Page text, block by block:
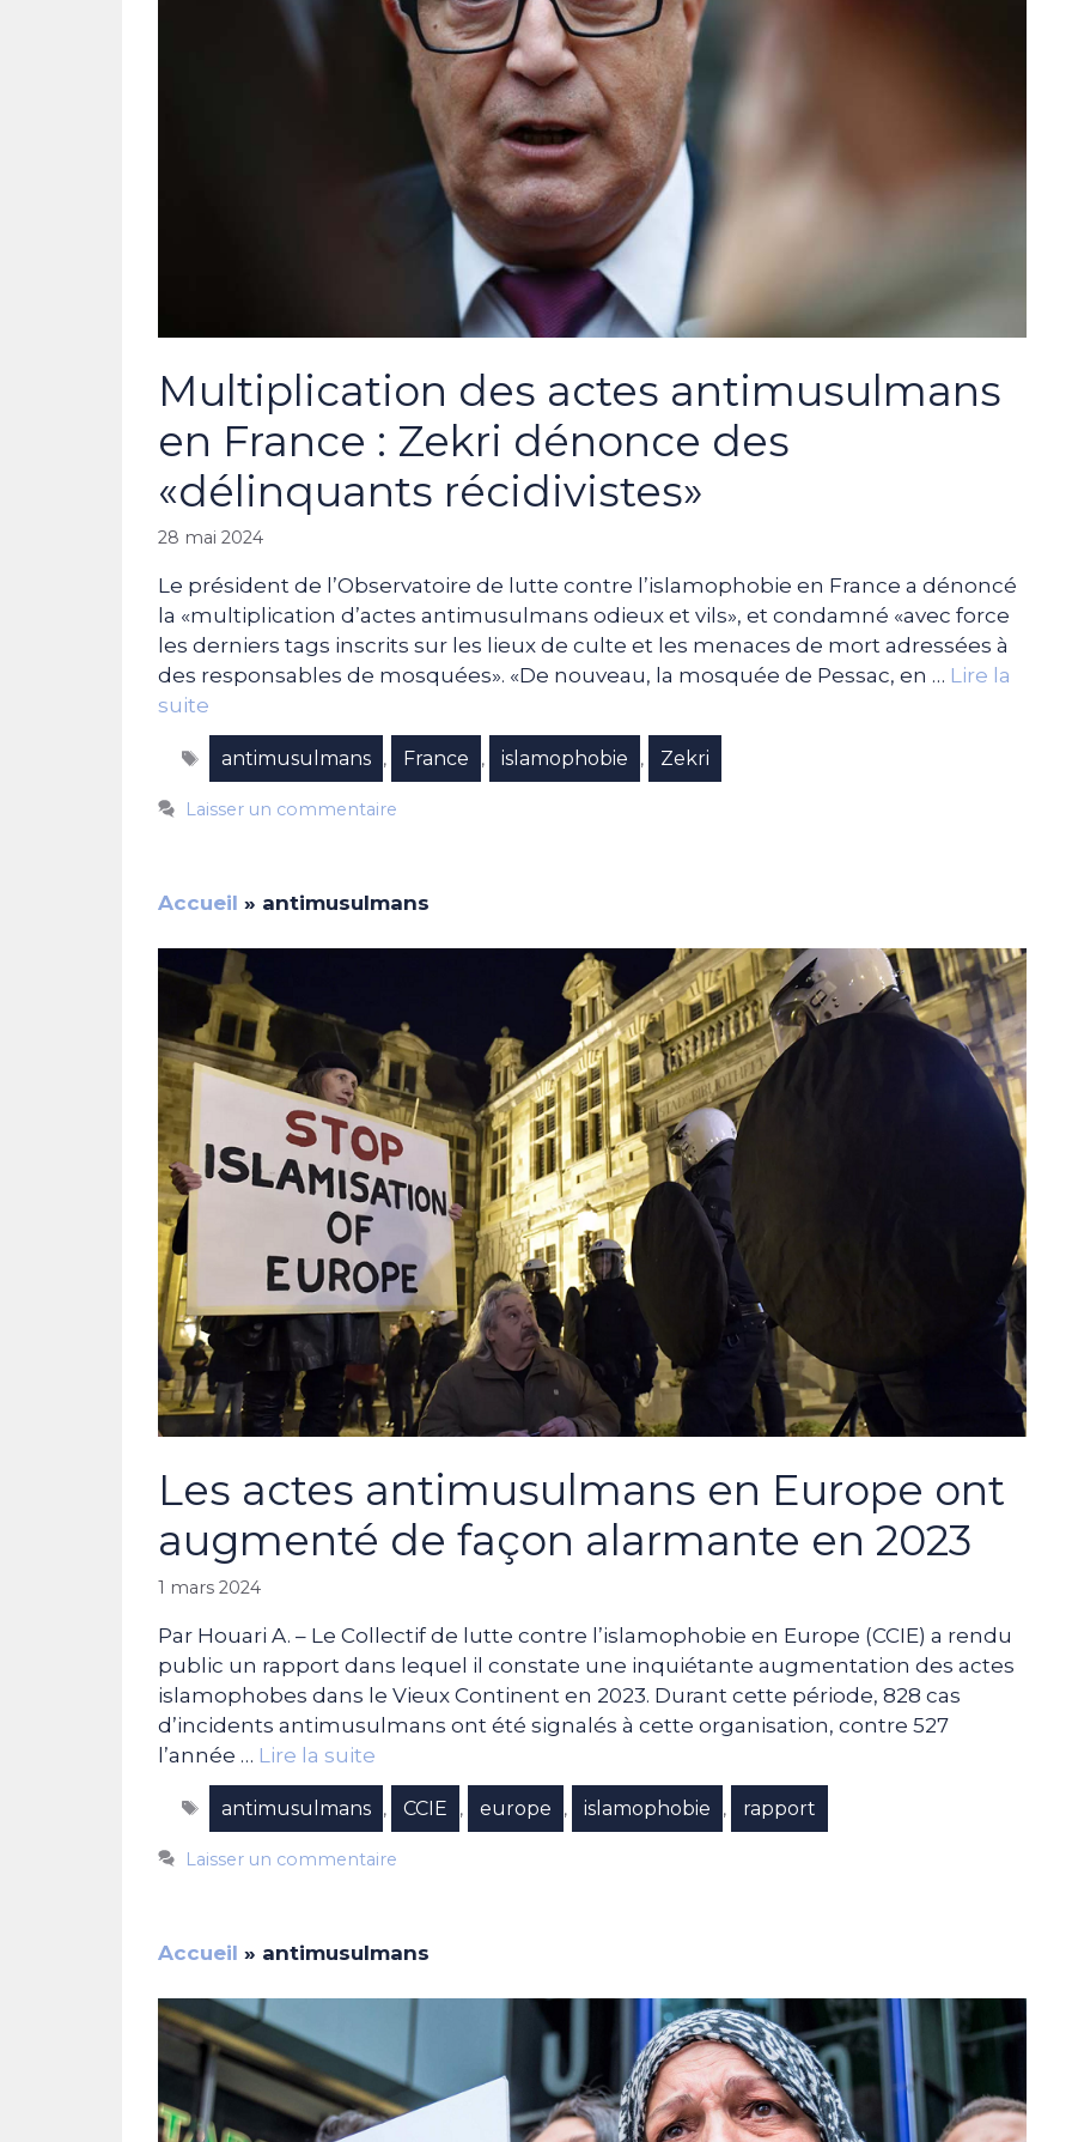
Multiplication des actes antimusulmans
en France : Zekri dénonce des
«délinquants récidivistes»
28 mai 2024
Le président de l’Observatoire de lutte contre l’islamophobie en France a dénoncé
la «multiplication d’actes antimusulmans odieux et vils», et condamné «avec force
les derniers tags inscrits sur les lieux de culte et les menaces de mort adressées à
des responsables de mosquées». «De nouveau, la mosquée de Pessac, en … Lire la
suite
Étiquettes
antimusulmans , France , islamophobie , Zekri
Laisser un commentaire
Accueil » antimusulmans
Les actes antimusulmans en Europe ont
augmenté de façon alarmante en 2023
1 mars 2024
Par Houari A. – Le Collectif de lutte contre l’islamophobie en Europe (CCIE) a rendu
public un rapport dans lequel il constate une inquiétante augmentation des actes
islamophobes dans le Vieux Continent en 2023. Durant cette période, 828 cas
d’incidents antimusulmans ont été signalés à cette organisation, contre 527
l’année … Lire la suite
Étiquettes
antimusulmans , CCIE , europe , islamophobie , rapport
Laisser un commentaire
Accueil » antimusulmans